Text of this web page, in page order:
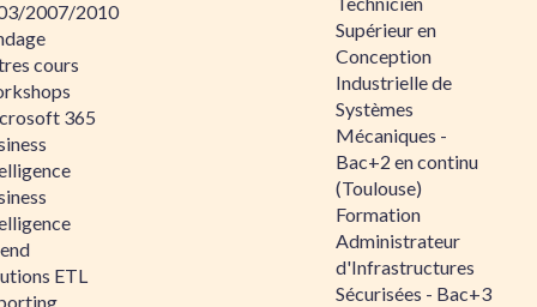
2007/2010
cours
365
ETL
Supérieur en
Conception
Industrielle de
Systèmes
Mécaniques -
Bac+2 en continu
(Toulouse)
Formation
Administrateur
d'Infrastructures
Sécurisées - Bac+3